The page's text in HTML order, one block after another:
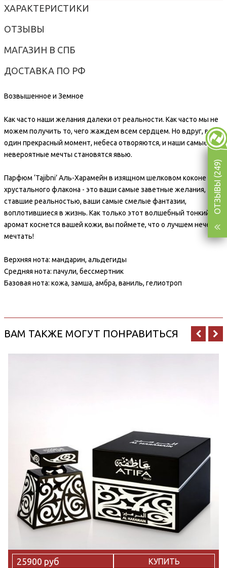
ХАРАКТЕРИСТИКИ
ОТЗЫВЫ
МАГАЗИН В СПБ
ДОСТАВКА ПО РФ
Возвышенное и Земное
Как часто наши желания далеки от реальности. Как часто мы не
можем получить то, чего жаждем всем сердцем. Но вдруг, в
один прекрасный момент, небеса отворяются, и наши самые
невероятные мечты становятся явью.
Парфюм ‘Tajibni’ Аль-Харамейн в изящном шелковом коконе
хрустального флакона - это ваши самые заветные желания,
ставшие реальностью, ваши самые смелые фантазии,
воплотившиеся в жизнь. Как только этот волшебный тонкий
аромат коснется вашей кожи, вы поймете, что о лучшем нечего и
мечтать!
Верхняя нота: мандарин, альдегиды
Средняя нота: пачули, бессмертник
Базовая нота: кожа, замша, амбра, ваниль, гелиотроп
ВАМ ТАКЖЕ МОГУТ ПОНРАВИТЬСЯ
25900 руб КУПИТЬ
ОТЗЫВЫ (249)